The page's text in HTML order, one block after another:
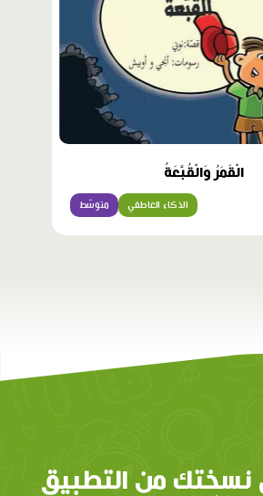
الْقَمَرُ وَالْقُبَّعَةُ
متوسّط الذكاء العاطفي
نسختك من التطبيق